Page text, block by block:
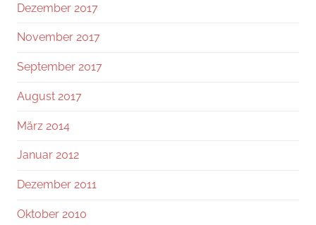
Dezember 2017
November 2017
September 2017
August 2017
März 2014
Januar 2012
Dezember 2011
Oktober 2010